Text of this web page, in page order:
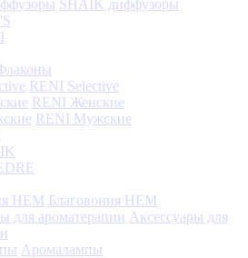
SHAIK диффузоры
RENI Selective
RENI Женские
RENI Мужские
Благовония HEM
Аксессуары для
Аромалампы